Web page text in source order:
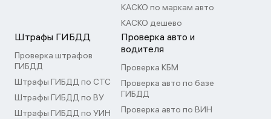
КАСКО по маркам авто
КАСКО дешево
Штрафы ГИБДД
Проверка штрафов
ГИБДД
Штрафы ГИБДД по СТС
Штрафы ГИБДД по ВУ
Штрафы ГИБДД по УИН
Проверка авто и
водителя
Проверка КБМ
Проверка авто по базе
ГИБДД
Проверка авто по ВИН